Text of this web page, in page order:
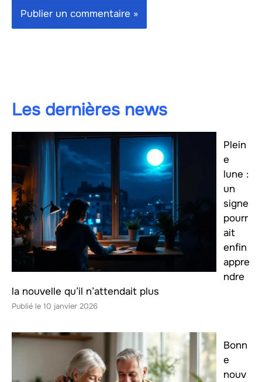
Les dernières news
Plein
e
lune :
un
signe
pourr
ait
enfin
appre
ndre
la nouvelle qu’il n’attendait plus
10 janvier 2026
Bonn
e
nouv